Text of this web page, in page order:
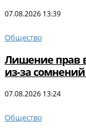
07.08.2026 13:39
Общество
Лишение прав
из-за
07.08.2026 13:24
Общество